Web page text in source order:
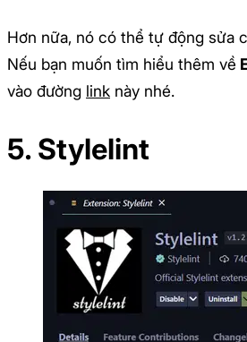
Hơn nữa, nó có thể tự động sửa
Nếu bạn muốn tìm hiểu thêm về
vào đường link này nhé.
5. Stylelint